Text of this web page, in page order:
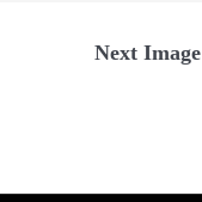
Next Image